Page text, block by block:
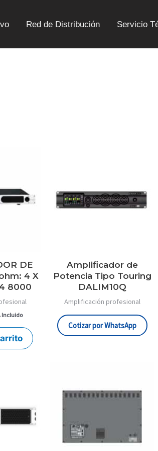
Red de Distribución Servicio
DE
4 X
8000
Incluido
Amplificador de
Potencia Tipo Touring
DALIM10Q
Amplificación profesional
Cotizar por WhatsApp